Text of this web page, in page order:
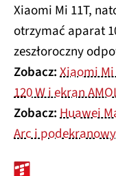
Xiaomi Mi 11T,
otrzymać aparat
zeszłoroczny
Zobacz:Xiaomi
120 W i ekran
Zobacz:Huawei
Arc i